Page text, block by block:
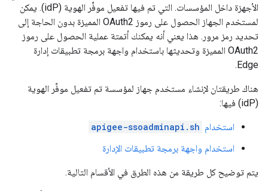
الأجهزة داخل المؤسسات. التي تم فيها تفعيل موفِّر الهوية (idP). يمكن
لمستخدم الجهاز الحصول على رموز OAuth2 المميزة بدون الحاجة إلى
تحديد رمز مرور. هذا يعني أنه يمكنك أتمتة عملية الحصول على رموز
OAuth2 المميزة وتحديثها باستخدام واجهة برمجة تطبيقات إدارة
Edge.
هناك طريقتان لإنشاء مستخدم جهاز لمؤسسة تم تفعيل موفِّر الهوية
(idP) فيها:
استخدام apigee-ssoadminapi.sh
استخدام واجهة برمجة تطبيقات الإدارة
يتم توضيح كل طريقة من هذه الطرق في الأقسام التالية.